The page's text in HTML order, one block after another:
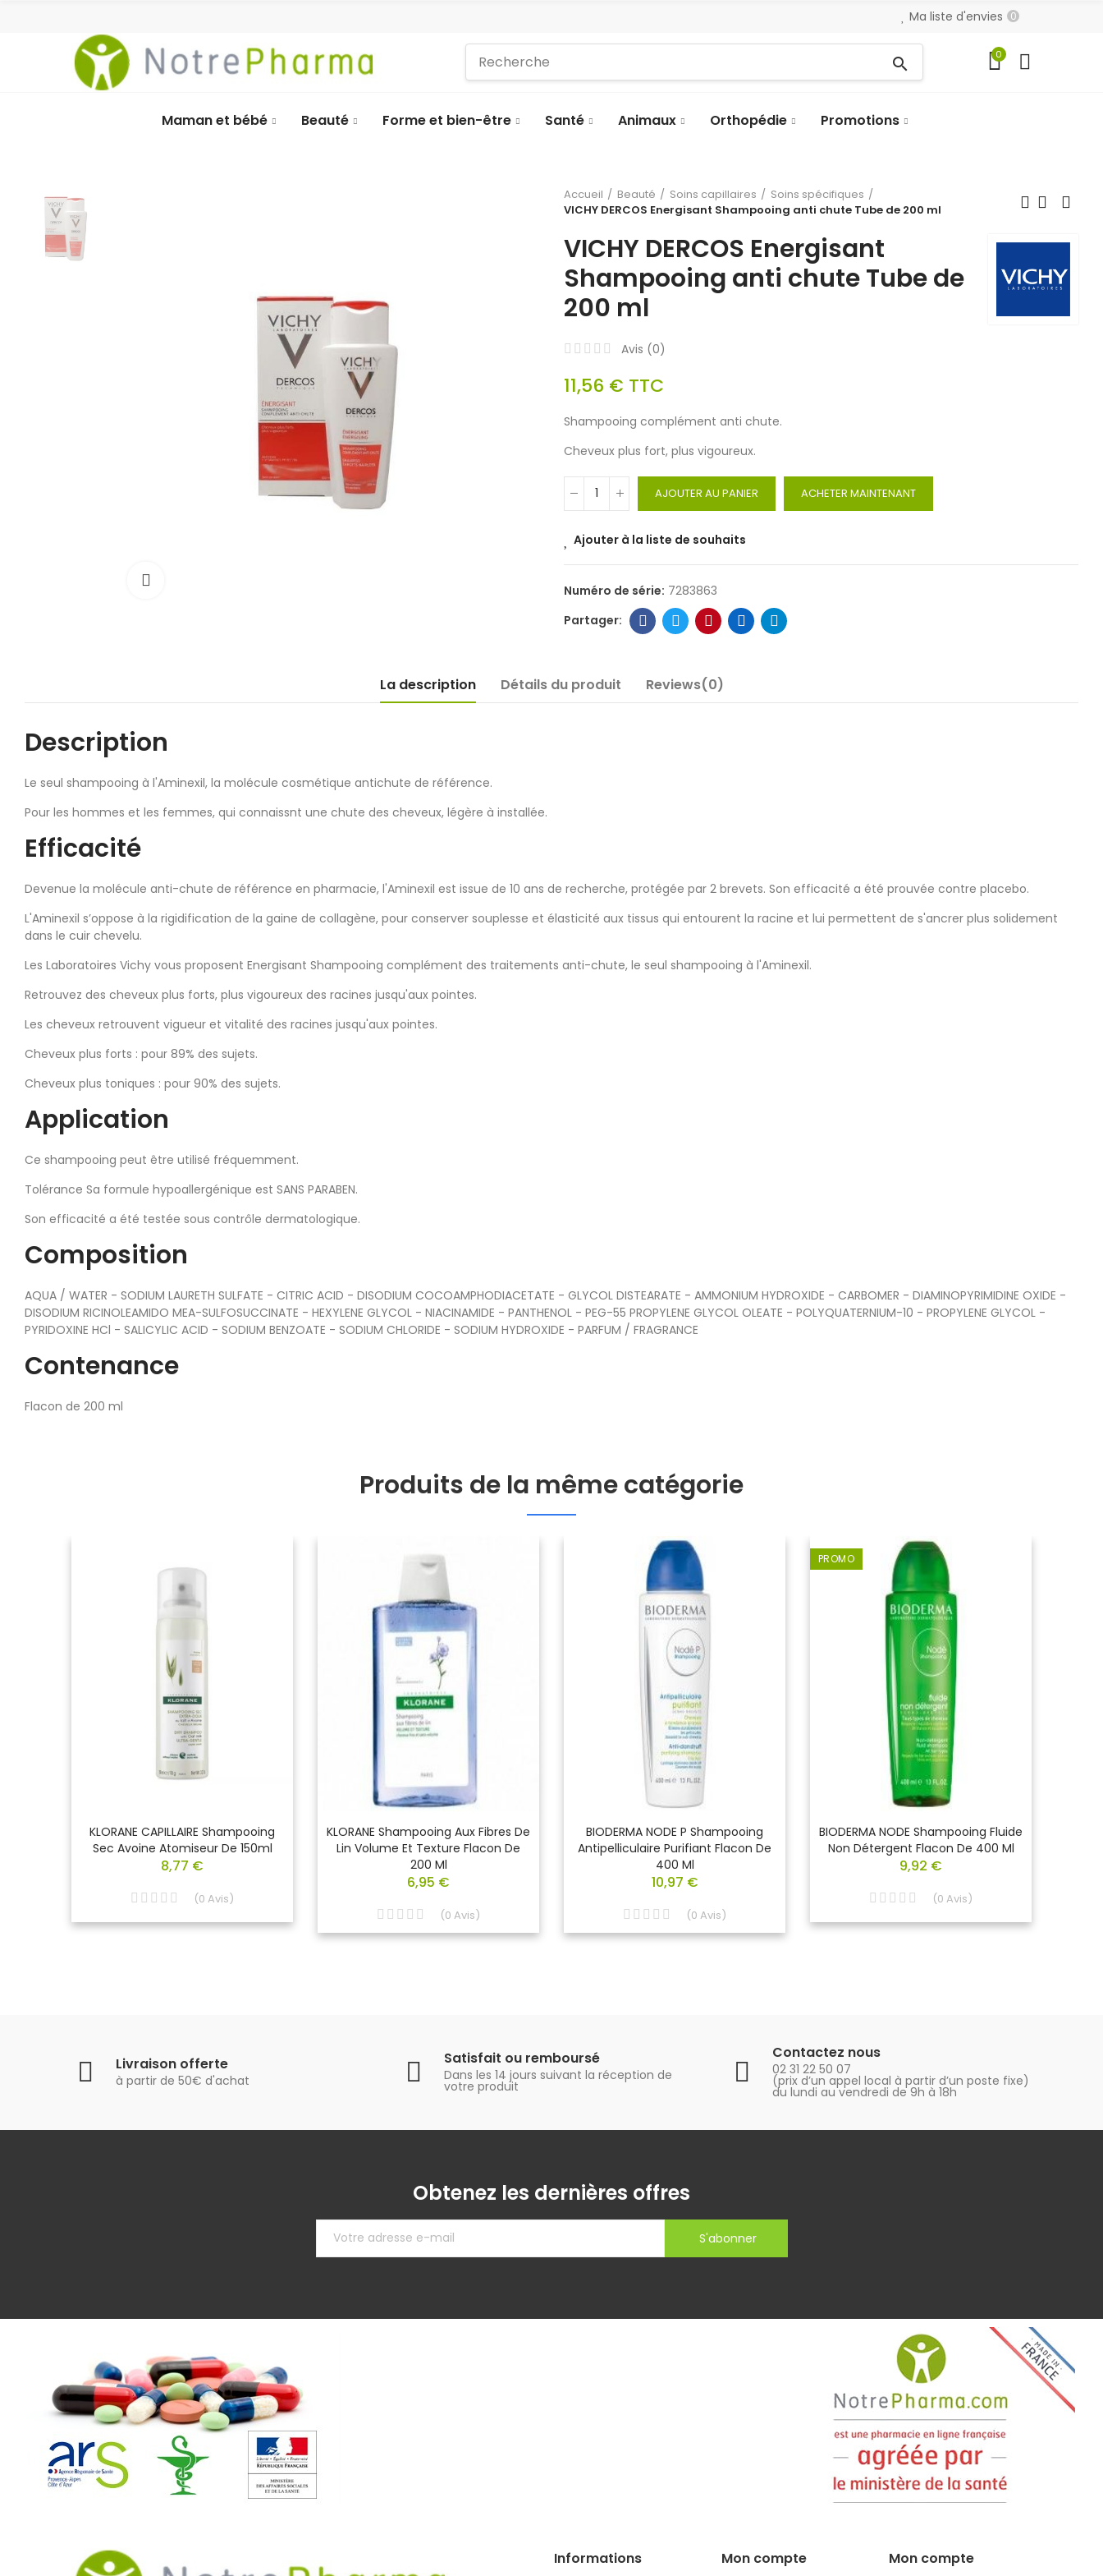
Ma liste d'envies 0
search 0
Maman et bébé Beauté Forme et bien-être Santé Animaux Orthopédie Promotions
Accueil Beauté Soins capillaires
Soins spécifiques
VICHY DERCOS Energisant Shampooing anti chute Tube de 200 ml
VICHY DERCOS Energisant
Shampooing anti chute Tube de
200 ml
Avis (0)
11,56 € TTC
Shampooing complément anti chute.
Cheveux plus fort, plus vigoureux.
AJOUTER AU PANIER ACHETER MAINTENANT
Ajouter à la liste de souhaits
Numéro de série: 7283863
La description Détails du produit Reviews(0)
Description
Le seul shampooing à l'Aminexil, la molécule cosmétique antichute de référence.
Pour les hommes et les femmes, qui connaissnt une chute des cheveux, légère à installée.
Efficacité
Devenue la molécule anti-chute de référence en pharmacie, l'Aminexil est issue de 10 ans de recherche, protégée par 2 brevets. Son efficacité a été prouvée contre placebo.
L'Aminexil s’oppose à la rigidification de la gaine de collagène, pour conserver souplesse et élasticité aux tissus qui entourent la racine et lui permettent de s'ancrer plus solidement
dans le cuir chevelu.
Les Laboratoires Vichy vous proposent Energisant Shampooing complément des traitements anti-chute, le seul shampooing à l'Aminexil.
Retrouvez des cheveux plus forts, plus vigoureux des racines jusqu'aux pointes.
Les cheveux retrouvent vigueur et vitalité des racines jusqu'aux pointes.
Cheveux plus forts : pour 89% des sujets.
Cheveux plus toniques : pour 90% des sujets.
Application
Ce shampooing peut être utilisé fréquemment.
Tolérance Sa formule hypoallergénique est SANS PARABEN.
Son efficacité a été testée sous contrôle dermatologique.
Composition
AQUA / WATER - SODIUM LAURETH SULFATE - CITRIC ACID - DISODIUM COCOAMPHODIACETATE - GLYCOL DISTEARATE - AMMONIUM HYDROXIDE - CARBOMER - DIAMINOPYRIMIDINE OXIDE -
DISODIUM RICINOLEAMIDO MEA-SULFOSUCCINATE - HEXYLENE GLYCOL - NIACINAMIDE - PANTHENOL - PEG-55 PROPYLENE GLYCOL OLEATE - POLYQUATERNIUM-10 - PROPYLENE GLYCOL -
PYRIDOXINE HCl - SALICYLIC ACID - SODIUM BENZOATE - SODIUM CHLORIDE - SODIUM HYDROXIDE - PARFUM / FRAGRANCE
Contenance
Flacon de 200 ml
Produits de la même catégorie
KLORANE CAPILLAIRE Shampooing
Sec Avoine Atomiseur De 150ml
8,77 €
(0 Avis)
KLORANE Shampooing Aux Fibres De
Lin Volume Et Texture Flacon De
200 Ml
6,95 €
(0 Avis)
BIODERMA NODE P Shampooing
Antipelliculaire Purifiant Flacon De
400 Ml
10,97 €
(0 Avis)
PROMO
BIODERMA NODE Shampooing Fluide
Non Détergent Flacon De 400 Ml
9,92 €
(0 Avis)
Livraison offerte
à partir de 50€ d'achat
Satisfait ou remboursé
Dans les 14 jours suivant la réception de
votre produit
Contactez nous
02 31 22 50 07
(prix d’un appel local à partir d’un poste fixe)
du lundi au vendredi de 9h à 18h
Obtenez les dernières offres
S'abonner
Informations Mon compte Mon compte